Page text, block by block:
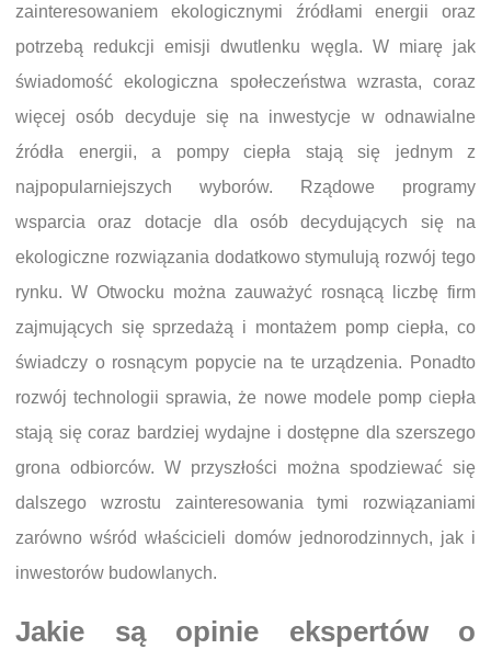
zainteresowaniem ekologicznymi źródłami energii oraz
potrzebą redukcji emisji dwutlenku węgla. W miarę jak
świadomość ekologiczna społeczeństwa wzrasta, coraz
więcej osób decyduje się na inwestycje w odnawialne
źródła energii, a pompy ciepła stają się jednym z
najpopularniejszych wyborów. Rządowe programy
wsparcia oraz dotacje dla osób decydujących się na
ekologiczne rozwiązania dodatkowo stymulują rozwój tego
rynku. W Otwocku można zauważyć rosnącą liczbę firm
zajmujących się sprzedażą i montażem pomp ciepła, co
świadczy o rosnącym popycie na te urządzenia. Ponadto
rozwój technologii sprawia, że nowe modele pomp ciepła
stają się coraz bardziej wydajne i dostępne dla szerszego
grona odbiorców. W przyszłości można spodziewać się
dalszego wzrostu zainteresowania tymi rozwiązaniami
zarówno wśród właścicieli domów jednorodzinnych, jak i
inwestorów budowlanych.
Jakie są opinie ekspertów o